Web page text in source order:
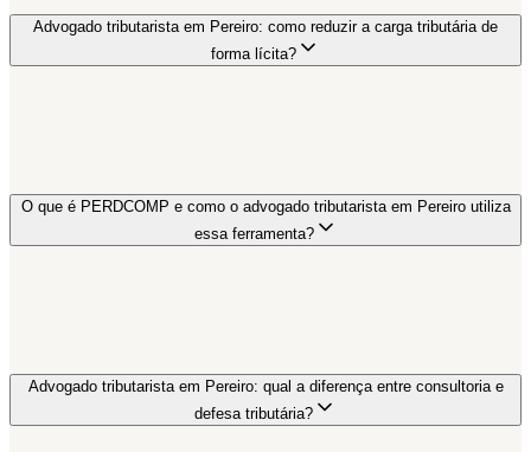
Advogado tributarista em Pereiro: como reduzir a carga tributária de
forma lícita?
O que é PERDCOMP e como o advogado tributarista em Pereiro utiliza
essa ferramenta?
Advogado tributarista em Pereiro: qual a diferença entre consultoria e
defesa tributária?